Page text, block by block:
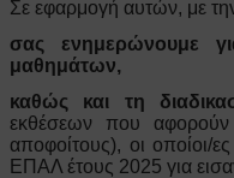
Σε εφαρμογή αυτών, με
σας ενημερώνουμε
μαθημάτων,
καθώς και τη
εκθέσεων που αφορούν
αποφοίτους), οι οποίοι/
ΕΠΑΛ έτους 2025 για